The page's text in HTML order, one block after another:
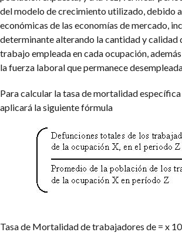
del modelo de crecimiento utilizado, debido
económicas de las economías de mercado,
determinante alterando la cantidad y calidad
trabajo empleada en cada ocupación,
la fuerza laboral que permanece
Para calcular la tasa de mortalidad
aplicará la siguiente fórmula
Tasa de Mortalidadde trabajadores de = x